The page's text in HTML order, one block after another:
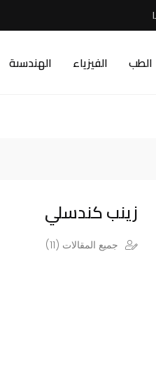
الطب الفيزياء الهندسىة
زينب كندسلي
جميع المقالات (11)